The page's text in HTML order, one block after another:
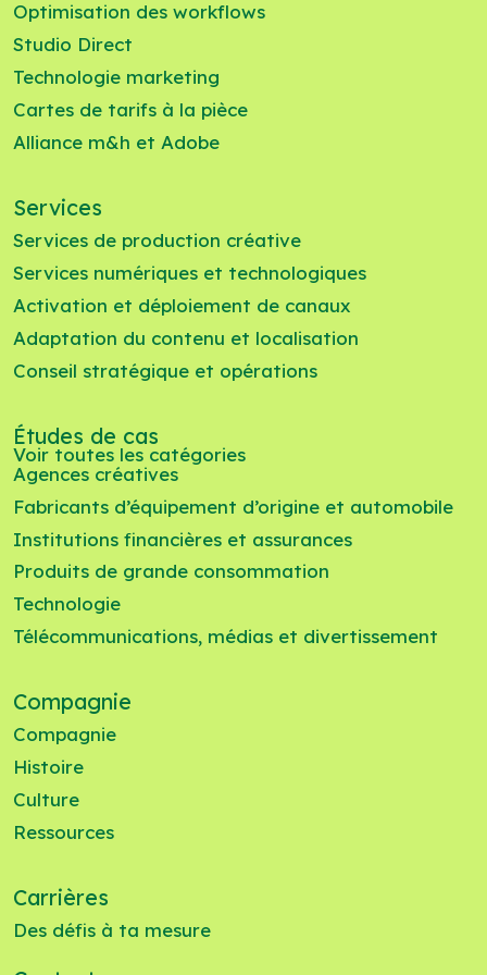
Optimisation desworkflows
Studio Direct
Technologie marketing
Cartes de tarifs à la pièce
Alliance m&h et Adobe
Services
Services de production créative
Services numériques et technologiques
Activation et déploiement de canaux
Adaptation du contenu et localisation
Conseil stratégique et opérations
Études de cas
Voir toutes les catégories
Agences créatives
Fabricants d’équipement d’origine et automobile
Institutions financières et assurances
Produits de grande consommation
Technologie
Télécommunications, médias et divertissement
Compagnie
Compagnie
Histoire
Culture
Ressources
Carrières
Des défis à ta mesure